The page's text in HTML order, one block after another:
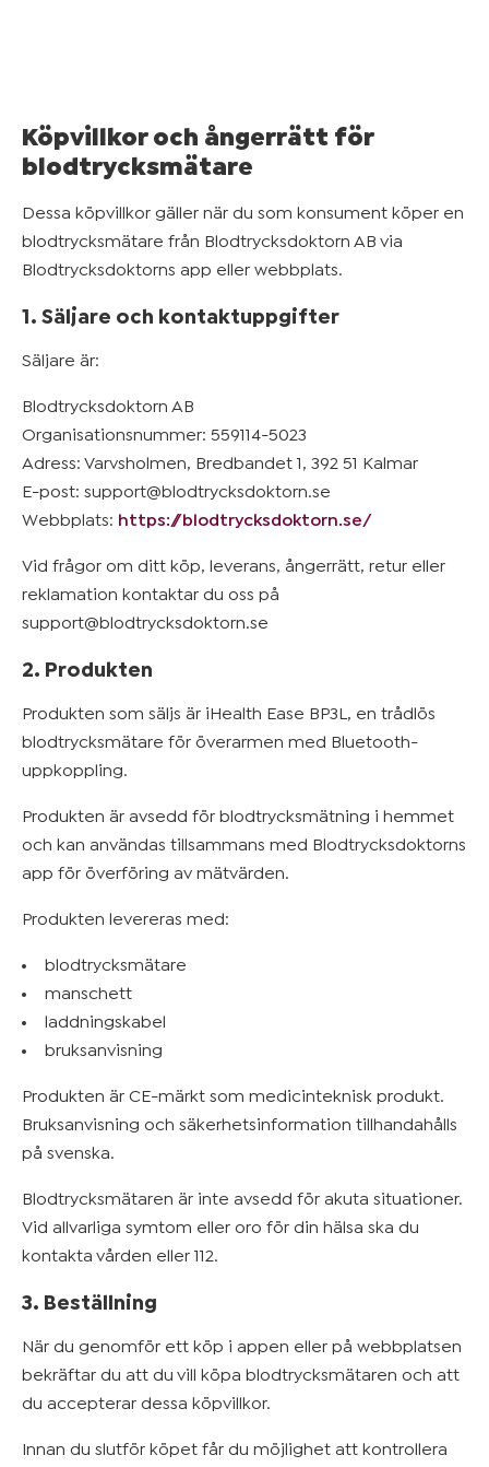
Köpvillkor och ångerrätt för
blodtrycksmätare
Dessa köpvillkor gäller när du som konsument köper en
blodtrycksmätare från Blodtrycksdoktorn AB via
Blodtrycksdoktorns app eller webbplats.
1. Säljare och kontaktuppgifter
Säljare är:
Blodtrycksdoktorn AB
Organisationsnummer: 559114-5023
Adress: Varvsholmen, Bredbandet 1, 392 51 Kalmar
E-post: support@blodtrycksdoktorn.se
Webbplats: https://blodtrycksdoktorn.se/
Vid frågor om ditt köp, leverans, ångerrätt, retur eller
reklamation kontaktar du oss på
support@blodtrycksdoktorn.se
2. Produkten
Produkten som säljs är iHealth Ease BP3L, en trådlös
blodtrycksmätare för överarmen med Bluetooth-
uppkoppling.
Produkten är avsedd för blodtrycksmätning i hemmet
och kan användas tillsammans med Blodtrycksdoktorns
app för överföring av mätvärden.
Produkten levereras med:
blodtrycksmätare
manschett
laddningskabel
bruksanvisning
Produkten är CE-märkt som medicinteknisk produkt.
Bruksanvisning och säkerhetsinformation tillhandahålls
på svenska.
Blodtrycksmätaren är inte avsedd för akuta situationer.
Vid allvarliga symtom eller oro för din hälsa ska du
kontakta vården eller 112.
3. Beställning
När du genomför ett köp i appen eller på webbplatsen
bekräftar du att du vill köpa blodtrycksmätaren och att
du accepterar dessa köpvillkor.
Innan du slutför köpet får du möjlighet att kontrollera